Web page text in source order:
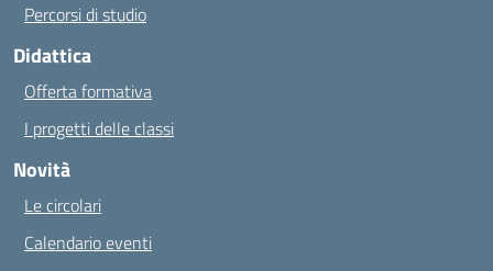
Percorsi di studio
Didattica
Offerta formativa
I progetti delle classi
Novità
Le circolari
Calendario eventi